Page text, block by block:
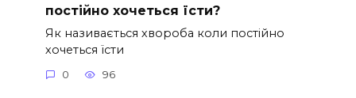
постійно хочеться їсти?
Як називається хвороба коли постійно
хочеться їсти
0 96